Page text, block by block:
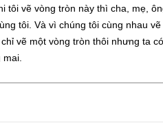
tôi vẽ vòng tròn này thì cha, mẹ,
tôi. Và vì chúng tôi cùng nhau
vẽ một vòng tròn thôi nhưng ta